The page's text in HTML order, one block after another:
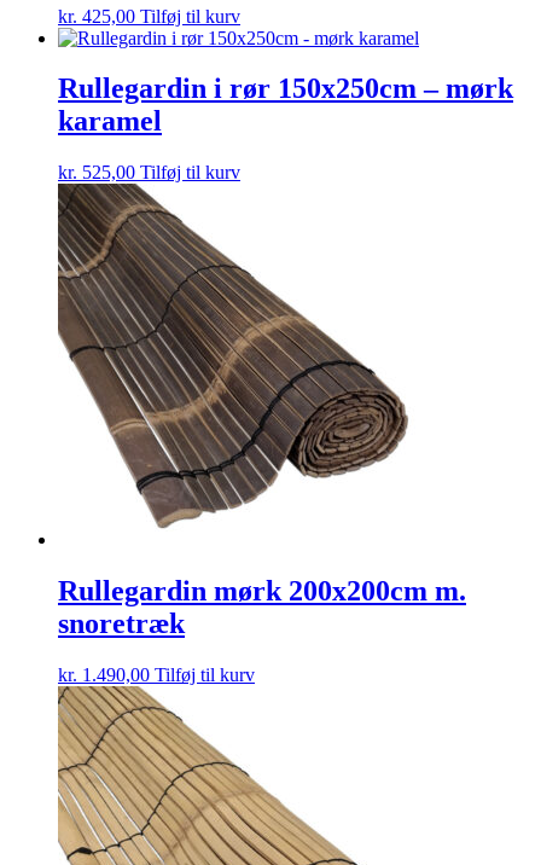
kr. 425,00 Tilføj til kurv
Rullegardin i rør 150x250cm – mørk
karamel
kr. 525,00 Tilføj til kurv
Rullegardin mørk 200x200cm m.
snoretræk
kr. 1.490,00 Tilføj til kurv